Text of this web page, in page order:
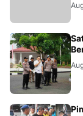
BANGKO